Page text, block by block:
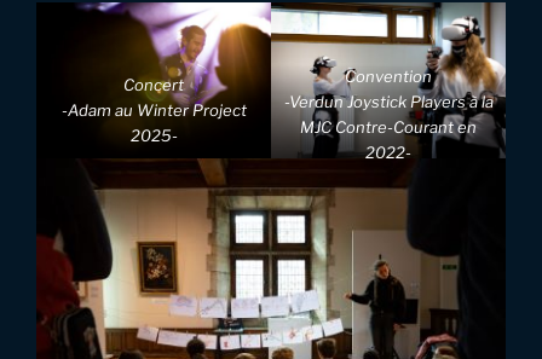
Concert
-Adam au Winter Project
2025-
Convention
-Verdun Joystick Players à la
MJC Contre-Courant en
2022-